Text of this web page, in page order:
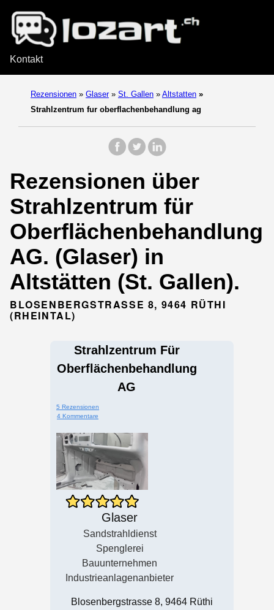
Kontakt
Rezensionen » Glaser » St. Gallen » Altstatten »
Strahlzentrum fur oberflachenbehandlung ag
Rezensionen über
Strahlzentrum für
Oberflächenbehandlung
AG. (Glaser) in
Altstätten (St. Gallen).
BLOSENBERGSTRASSE 8, 9464 RÜTHI
(RHEINTAL)
Strahlzentrum Für
Oberflächenbehandlung
AG
5 Rezensionen
4 Kommentare
Glaser
Sandstrahldienst
Spenglerei
Bauunternehmen
Industrieanlagenanbieter
Blosenbergstrasse 8, 9464 Rüthi